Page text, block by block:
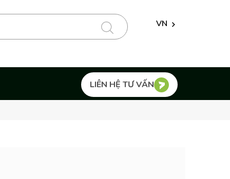
VN
LIÊN HỆ TƯ VẤN